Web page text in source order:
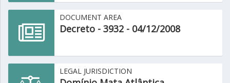
DOCUMENT AREA
Decreto - 3932 - 04/12/2008
LEGAL JURISDICTION